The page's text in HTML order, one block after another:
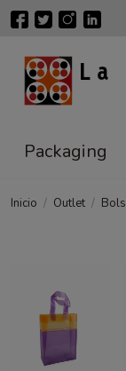
Packaging
Inicio Outlet